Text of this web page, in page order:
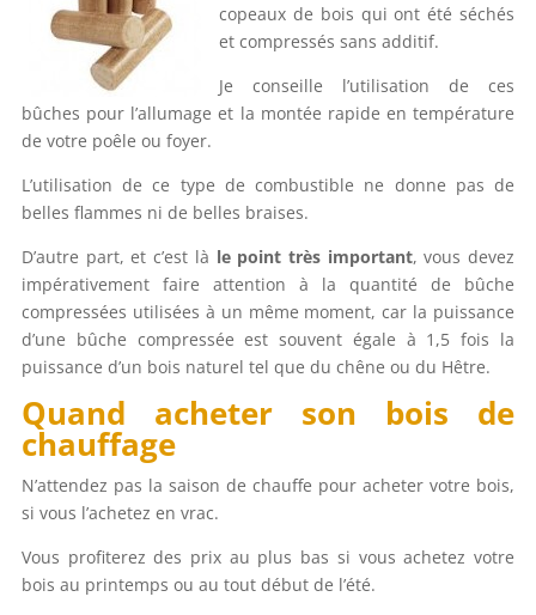
copeaux de bois qui ont été séchés
et compressés sans additif.
Je conseille l’utilisation de ces
bûches pour l’allumage et la montée rapide en température
de votre poêle ou foyer.
L’utilisation de ce type de combustible ne donne pas de
belles flammes ni de belles braises.
D’autre part, et c’est là le point très important, vous devez
impérativement faire attention à la quantité de bûche
compressées utilisées à un même moment, car la puissance
d’une bûche compressée est souvent égale à 1,5 fois la
puissance d’un bois naturel tel que du chêne ou du Hêtre.
Quand acheter son bois de
chauffage
N’attendez pas la saison de chauffe pour acheter votre bois,
si vous l’achetez en vrac.
Vous profiterez des prix au plus bas si vous achetez votre
bois au printemps ou au tout début de l’été.